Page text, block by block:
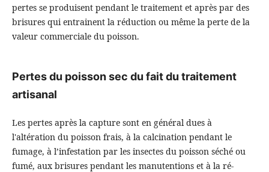
pertes se produisent pendant le traitement et après par des
brisures qui entrainent la réduction ou même la perte de la
valeur commerciale du poisson.
Pertes du poisson sec du fait du traitement
artisanal
Les pertes après la capture sont en général dues à
l'altération du poisson frais, à la calcination pendant le
fumage, à l’infestation par les insectes du poisson séché ou
fumé, aux brisures pendant les manutentions et à la ré-